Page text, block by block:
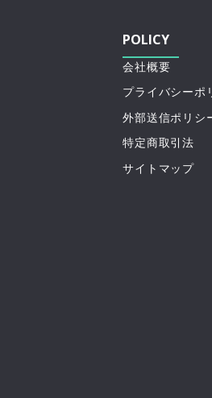
POLICY
会社概要
プライバシーポ
外部送信ポリシ
特定商取引法
サイトマップ